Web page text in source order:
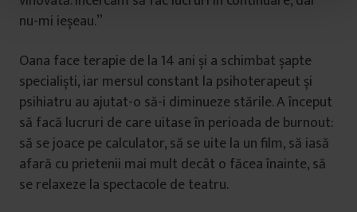
nu-mi ieșeau.”
Oana face terapie de la 14 ani și a schimbat șapte
specialiști, iar mersul constant la psihoterapeut și
psihiatru au ajutat-o să-i diminueze stările. A început
să facă lucruri de care uitase în perioada de burnout:
să se joace pe calculator, să se uite la un film, să iasă
afară cu prietenii mai mult decât o făcea înainte, să
se relaxeze la spectacole de teatru.